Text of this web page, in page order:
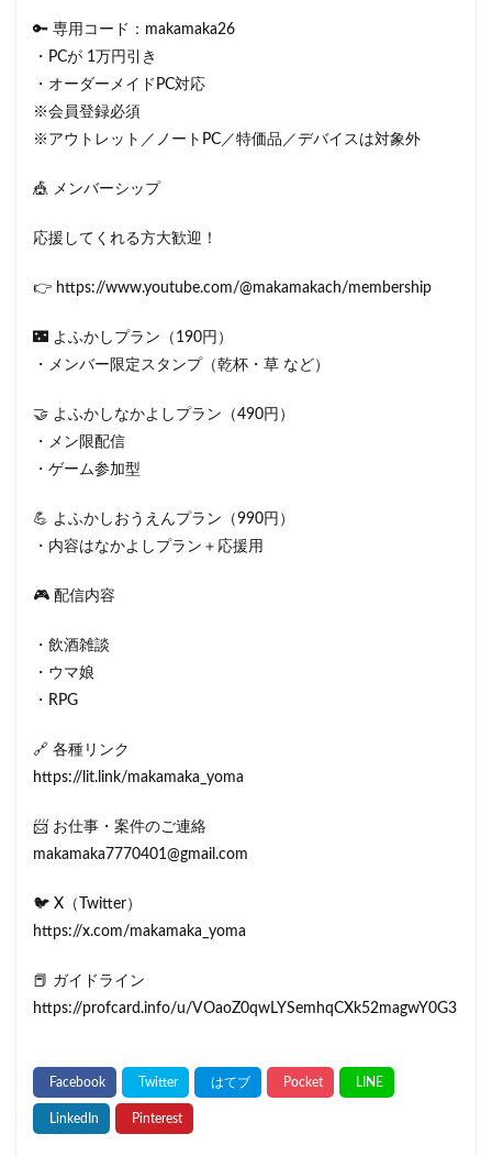
🔑 専用コード：makamaka26
・PCが 1万円引き
・オーダーメイドPC対応
※会員登録必須
※アウトレット／ノートPC／特価品／デバイスは対象外
🎪 メンバーシップ
応援してくれる方大歓迎！
👉 https://www.youtube.com/@makamakach/membership
🌃 よふかしプラン（190円）
・メンバー限定スタンプ（乾杯・草 など）
🤝 よふかしなかよしプラン（490円）
・メン限配信
・ゲーム参加型
💪 よふかしおうえんプラン（990円）
・内容はなかよしプラン＋応援用
🎮 配信内容
・飲酒雑談
・ウマ娘
・RPG
🔗 各種リンク
https://lit.link/makamaka_yoma
📨 お仕事・案件のご連絡
makamaka7770401@gmail.com
🐦 X（Twitter）
https://x.com/makamaka_yoma
📕 ガイドライン
https://profcard.info/u/VOaoZ0qwLYSemhqCXk52magwY0G3